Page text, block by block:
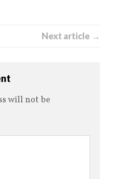
Next article →
will not be